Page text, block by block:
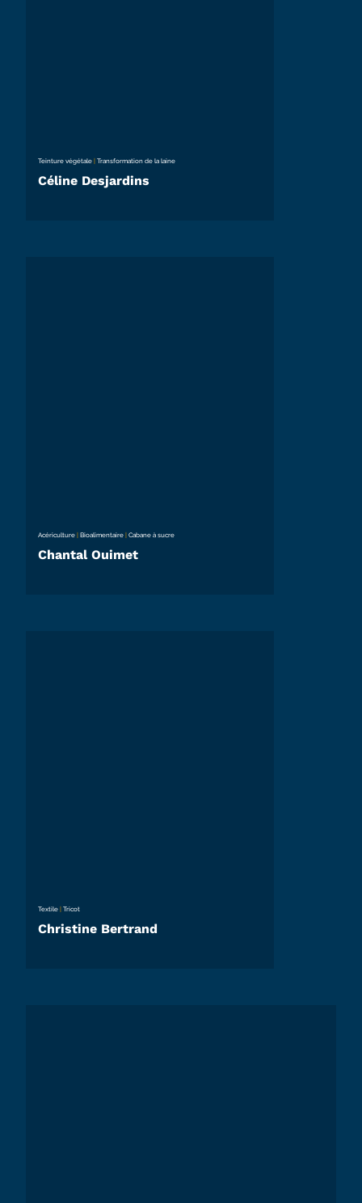
Teinture végétale |Transformation de la laine
Céline Desjardins
Acériculture |Bioalimentaire |Cabane à sucre
Chantal Ouimet
Textile |Tricot
Christine Bertrand